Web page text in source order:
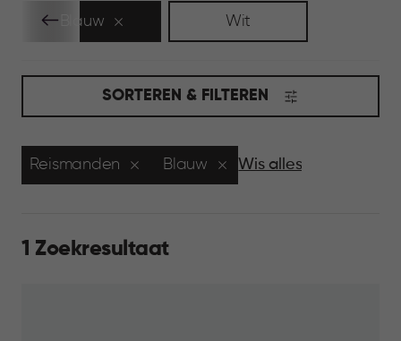
Blauw Wit
SORTEREN & FILTEREN
Reismanden Blauw Wis alles
1 Zoekresultaat